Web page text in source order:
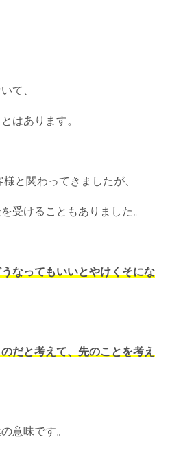
て、
はあります。
と関わってきましたが、
受けることもありました。
なってもいいとやけくそにな
だと考えて、先のことを考え
意味です。